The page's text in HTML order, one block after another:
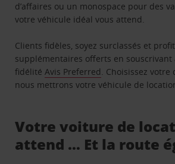
d’affaires ou un monospace pour des
votre véhicule idéal vous attend.
Clients fidèles, soyez surclassés et
supplémentaires offerts en souscrivant
fidélitéAvis Preferred. Choisissez
nous mettrons votre véhicule de
Votre voiture de
attend … Et la route